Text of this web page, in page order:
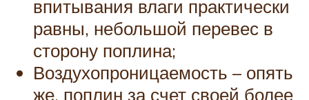
впитывания влаги практически
равны, небольшой перевес в
сторону поплина;
Воздухопроницаемость – опять
же, поплин за счет своей более